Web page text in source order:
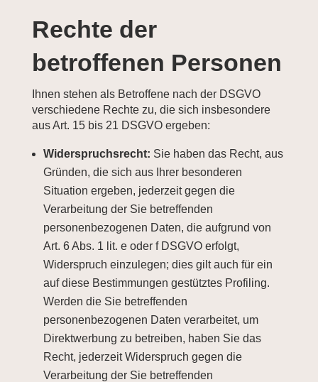
Rechte der
betroffenen Personen
Ihnen stehen als Betroffene nach der DSGVO
verschiedene Rechte zu, die sich insbesondere
aus Art. 15 bis 21 DSGVO ergeben:
Widerspruchsrecht: Sie haben das Recht, aus
Gründen, die sich aus Ihrer besonderen
Situation ergeben, jederzeit gegen die
Verarbeitung der Sie betreffenden
personenbezogenen Daten, die aufgrund von
Art. 6 Abs. 1 lit. e oder f DSGVO erfolgt,
Widerspruch einzulegen; dies gilt auch für ein
auf diese Bestimmungen gestütztes Profiling.
Werden die Sie betreffenden
personenbezogenen Daten verarbeitet, um
Direktwerbung zu betreiben, haben Sie das
Recht, jederzeit Widerspruch gegen die
Verarbeitung der Sie betreffenden